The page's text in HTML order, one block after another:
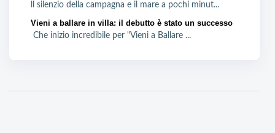
ll silenzio della campagna e il mare a pochi minut...
Vieni a ballare in villa: il debutto è stato un successo
Che inizio incredibile per "Vieni a Ballare ...